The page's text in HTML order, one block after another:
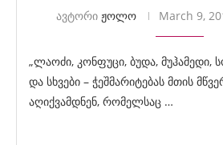
ავტორი ჟოლო March 9,
„ლაოძი, კონფუცი, ბუდა, მუჰამედი,
და სხვები – ჭეშმარიტებას მთის
აღიქვამდნენ, რომელსაც …